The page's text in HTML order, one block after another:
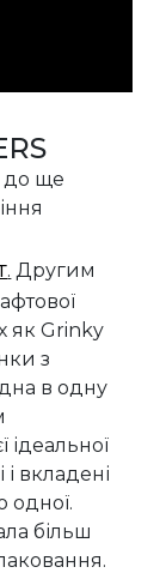
до ще
. Другим
як Grinky
з
в одну
ідеальної
вкладені
одної.
більш